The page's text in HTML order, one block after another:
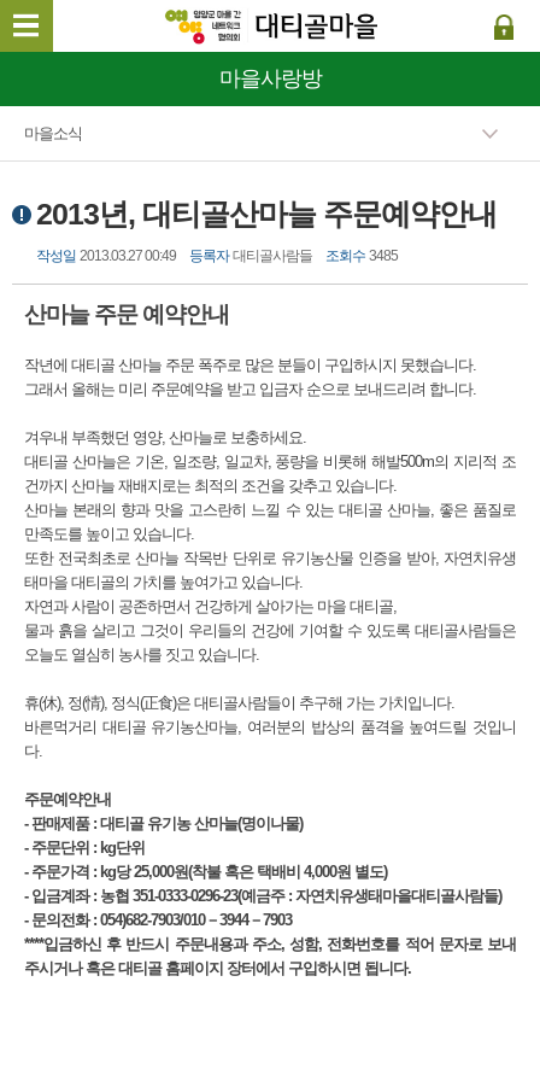
마을사랑방
마을소식
2013년, 대티골산마늘 주문예약안내
작성일 2013.03.27 00:49 등록자 대티골사람들 조회수 3485
산마늘 주문 예약안내
작년에 대티골 산마늘 주문 폭주로 많은 분들이 구입하시지 못했습니다.
그래서 올해는 미리 주문예약을 받고 입금자 순으로 보내드리려 합니다.
겨우내 부족했던 영양, 산마늘로 보충하세요.
대티골 산마늘은 기온, 일조량, 일교차, 풍량을 비롯해 해발500m의 지리적 조
건까지 산마늘 재배지로는 최적의 조건을 갖추고 있습니다.
산마늘 본래의 향과 맛을 고스란히 느낄 수 있는 대티골 산마늘, 좋은 품질로
만족도를 높이고 있습니다.
또한 전국최초로 산마늘 작목반 단위로 유기농산물 인증을 받아, 자연치유생
태마을 대티골의 가치를 높여가고 있습니다.
자연과 사람이 공존하면서 건강하게 살아가는 마을 대티골,
물과 흙을 살리고 그것이 우리들의 건강에 기여할 수 있도록 대티골사람들은
오늘도 열심히 농사를 짓고 있습니다.
휴(休), 정(情), 정식(正食)은 대티골사람들이 추구해 가는 가치입니다.
바른먹거리 대티골 유기농산마늘, 여러분의 밥상의 품격을 높여드릴 것입니
다.
주문예약안내
- 판매제품 : 대티골 유기농 산마늘(명이나물)
- 주문단위 : kg단위
- 주문가격 : kg당 25,000원(착불 혹은 택배비 4,000원 별도)
- 입금계좌 : 농협 351-0333-0296-23(예금주 : 자연치유생태마을대티골사람들)
- 문의전화 : 054)682-7903/010－3944－7903
****입금하신 후 반드시 주문내용과 주소, 성함, 전화번호를 적어 문자로 보내
주시거나 혹은 대티골 홈페이지 장터에서 구입하시면 됩니다.